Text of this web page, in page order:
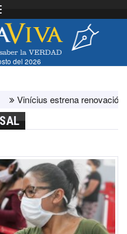
navigation
del 2026
estrena renovación con